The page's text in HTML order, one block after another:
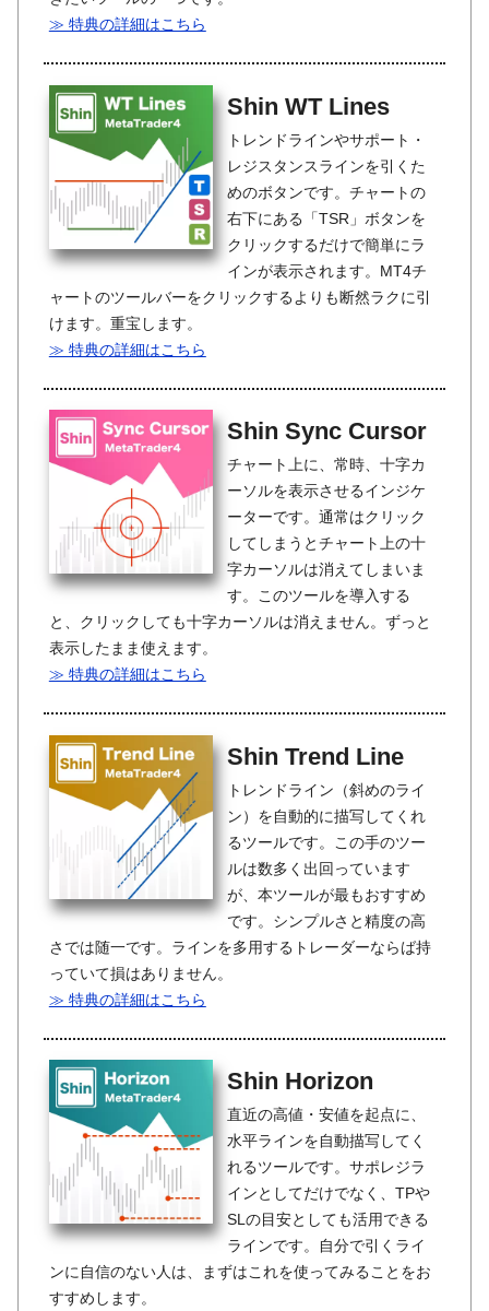
≫ 特典の詳細はこちら
Shin WT Lines
トレンドラインやサポート・
レジスタンスラインを引くた
めのボタンです。チャートの
右下にある「TSR」ボタンを
クリックするだけで簡単にラ
インが表示されます。MT4チ
ャートのツールバーをクリックするよりも断然ラクに引
けます。重宝します。
≫ 特典の詳細はこちら
Shin Sync Cursor
チャート上に、常時、十字カ
ーソルを表示させるインジケ
ーターです。通常はクリック
してしまうとチャート上の十
字カーソルは消えてしまいま
す。このツールを導入する
と、クリックしても十字カーソルは消えません。ずっと
表示したまま使えます。
≫ 特典の詳細はこちら
Shin Trend Line
トレンドライン（斜めのライ
ン）を自動的に描写してくれ
るツールです。この手のツー
ルは数多く出回っています
が、本ツールが最もおすすめ
です。シンプルさと精度の高
さでは随一です。ラインを多用するトレーダーならば持
っていて損はありません。
≫ 特典の詳細はこちら
Shin Horizon
直近の高値・安値を起点に、
水平ラインを自動描写してく
れるツールです。サポレジラ
インとしてだけでなく、TPや
SLの目安としても活用できる
ラインです。自分で引くライ
ンに自信のない人は、まずはこれを使ってみることをお
すすめします。